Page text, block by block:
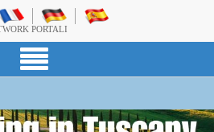
PORTALI